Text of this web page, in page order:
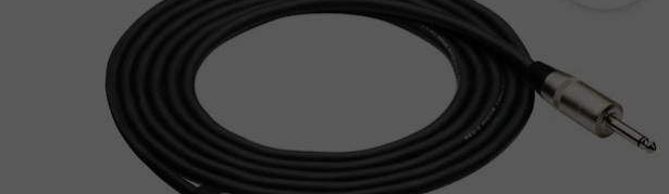
Kable na metry
Kable zasilająco-sygnałowe
Kabel skrętka /RJ45
Kable BNC
Kable wieloparowe